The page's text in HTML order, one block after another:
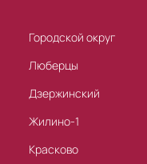
Городской округ
Люберцы
Дзержинский
Жилино-1
Красково